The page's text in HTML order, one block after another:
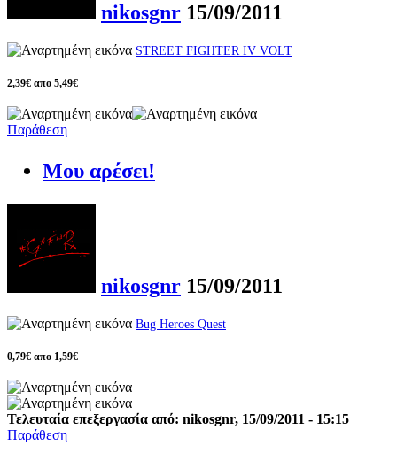
nikosgnr 15/09/2011
STREET FIGHTER IV VOLT
2,39€ απο 5,49€
Παράθεση
Μου αρέσει!
nikosgnr 15/09/2011
Bug Heroes Quest
0,79€ απο 1,59€
Τελευταία επεξεργασία από: nikosgnr, 15/09/2011 - 15:15
Παράθεση